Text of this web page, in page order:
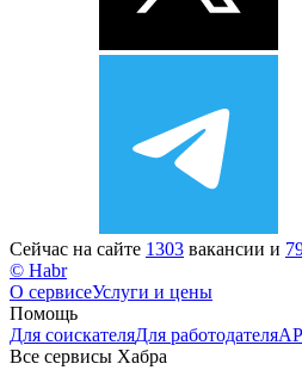
Сейчас на сайте 1303 вакансии и
© Habr
О сервисеУслуги и цены
Помощь
Для соискателяДля работодателя
Все сервисы Хабра